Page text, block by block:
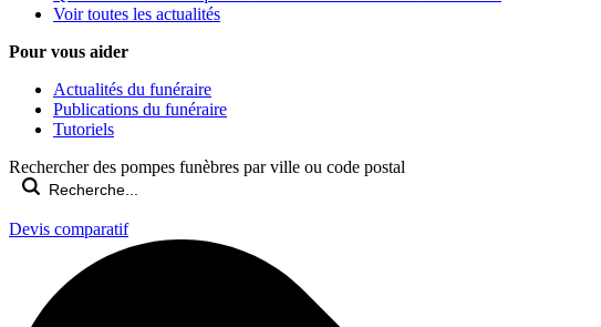
Voir toutes les actualités
Pour vous aider
Actualités du funéraire
Publications du funéraire
Tutoriels
Rechercher des pompes funèbres par ville ou code postal
Devis comparatif